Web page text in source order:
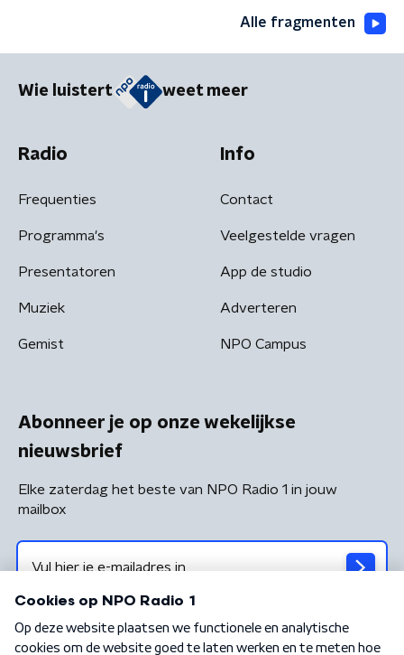
Alle fragmenten
Wie luistert weet meer
Radio
Frequenties
Programma's
Presentatoren
Muziek
Gemist
Info
Contact
Veelgestelde vragen
App de studio
Adverteren
NPO Campus
Abonneer je op onze wekelijkse
nieuwsbrief
Elke zaterdag het beste van NPO Radio 1 in jouw
mailbox